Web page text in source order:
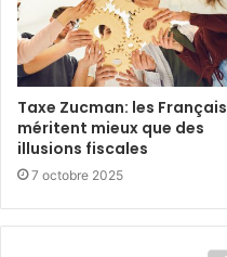
Taxe Zucman: les Français
méritent mieux que des
illusions fiscales
7 octobre 2025